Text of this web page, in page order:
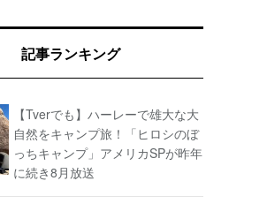
記事ランキング
【Tverでも】ハーレーで雄大な大
自然をキャンプ旅！「ヒロシのぼ
っちキャンプ」アメリカSPが昨年
に続き8月放送